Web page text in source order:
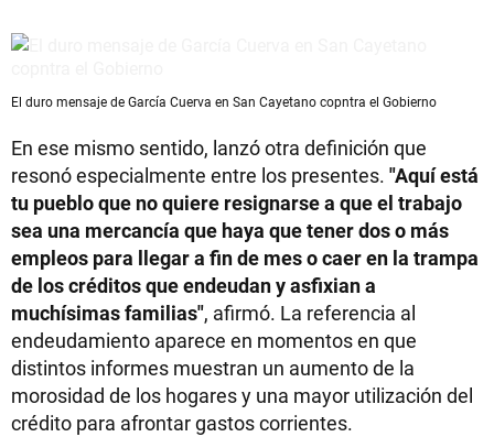
El duro mensaje de García Cuerva en San Cayetano copntra el Gobierno
En ese mismo sentido, lanzó otra definición que
resonó especialmente entre los presentes. "Aquí está
tu pueblo que no quiere resignarse a que el trabajo
sea una mercancía que haya que tener dos o más
empleos para llegar a fin de mes o caer en la trampa
de los créditos que endeudan y asfixian a
muchísimas familias", afirmó. La referencia al
endeudamiento aparece en momentos en que
distintos informes muestran un aumento de la
morosidad de los hogares y una mayor utilización del
crédito para afrontar gastos corrientes.